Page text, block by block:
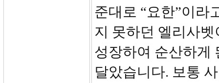
준대로 “요한”이라
지 못하던 엘리사
성장하여 순산하게
달았습니다. 보통